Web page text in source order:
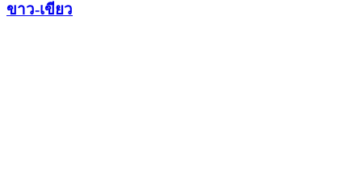
ขาว-เขียว